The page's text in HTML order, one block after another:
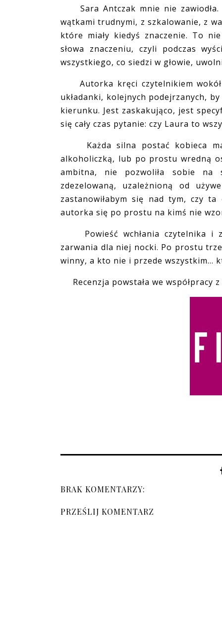
Sara Antczak mnie nie zawiodła.
wątkami trudnymi, z szkalowanie, z
które miały kiedyś znaczenie. To
słowa znaczeniu, czyli podczas
wszystkiego, co siedzi w głowie,
Autorka kręci czytelnikiem wokół
układanki, kolejnych podejrzanych,
kierunku. Jest zaskakująco, jest
się cały czas pytanie: czy Laura to
Każda silna postać kobieca ma
alkoholiczką, lub po prostu wredną
ambitna, nie pozwoliła sobie
zdezelowaną, uzależnioną od
zastanowiłabym się nad tym, czy
autorka się po prostu na kimś nie
Powieść wchłania czytelnika i
zarwania dla niej nocki. Po prostu
winny, a kto nie i przede wszystkim...
Recenzja powstała we współpracy
BRAK KOMENTARZY:
PRZEŚLIJ KOMENTARZ